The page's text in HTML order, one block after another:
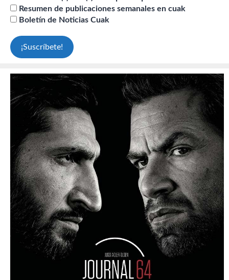
Resumen de publicaciones semanales en cuak
Boletín de Noticias Cuak